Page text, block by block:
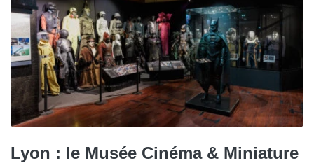
Lyon : le Musée Cinéma & Miniature